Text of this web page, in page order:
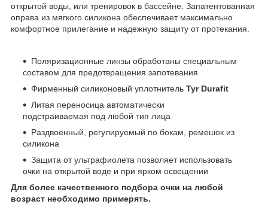
открытой воды, или тренировок в бассейне. Запатентованная
оправа из мягкого силикона обеспечивает максимально
комфортное прилегание и надежную защиту от протекания.
Поляризационные линзы обработаны специальным
составом для предотвращения запотевания
Фирменный силиконовый уплотнитель Tyr Durafit
Литая переносица автоматически
подстраиваемая под любой тип лица
Раздвоенный, регулируемый по бокам, ремешок из
силикона
Защита от ультрафиолета позволяет использовать
очки на открытой воде и при ярком освещении
Для более качественного подбора очки на любой
возраст необходимо примерять.